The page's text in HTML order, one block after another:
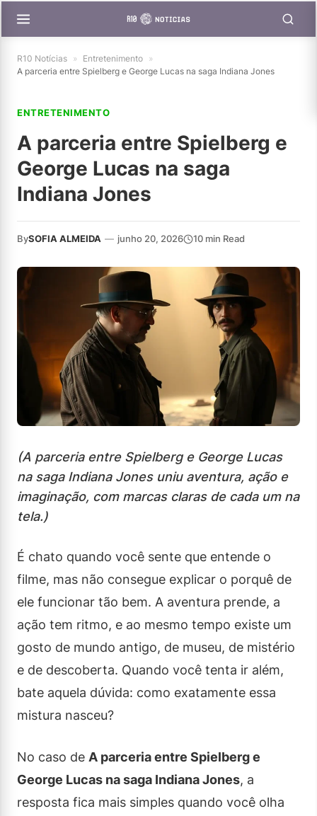
R10 Notícias » Entretenimento »
A parceria entre Spielberg e George Lucas na saga Indiana Jones
ENTRETENIMENTO
A parceria entre Spielberg e
George Lucas na saga
Indiana Jones
BySOFIA ALMEIDA — junho 20, 2026 10 min Read
(A parceria entre Spielberg e George Lucas
na saga Indiana Jones uniu aventura, ação e
imaginação, com marcas claras de cada um na
tela.)
É chato quando você sente que entende o
filme, mas não consegue explicar o porquê de
ele funcionar tão bem. A aventura prende, a
ação tem ritmo, e ao mesmo tempo existe um
gosto de mundo antigo, de museu, de mistério
e de descoberta. Quando você tenta ir além,
bate aquela dúvida: como exatamente essa
mistura nasceu?
No caso de A parceria entre Spielberg e
George Lucas na saga Indiana Jones, a
resposta fica mais simples quando você olha